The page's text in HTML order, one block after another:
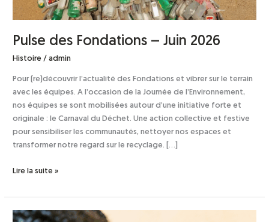
Pulse des Fondations – Juin 2026
Histoire /admin
Pour (re)découvrir l’actualité des Fondations et vibrer sur le terrain
avec les équipes. A l’occasion de la Journée de l’Environnement,
nos équipes se sont mobilisées autour d’une initiative forte et
originale : le Carnaval du Déchet. Une action collective et festive
pour sensibiliser les communautés, nettoyer nos espaces et
transformer notre regard sur le recyclage. […]
Lire la suite »
Pulse